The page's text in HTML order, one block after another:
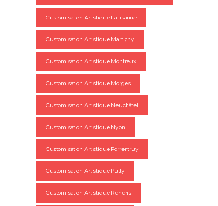
Customisation Artistique Lausanne
Customisation Artistique Martigny
Customisation Artistique Montreux
Customisation Artistique Morges
Customisation Artistique Neuchâtel
Customisation Artistique Nyon
Customisation Artistique Porrentruy
Customisation Artistique Pully
Customisation Artistique Renens